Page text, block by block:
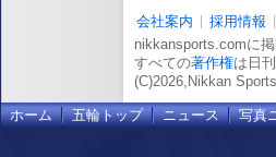
会社案内 採用情報
nikkansports.comに
すべての著作権は日
(C)2026,Nikkan
ホーム 五輪トップ ニュース 写真